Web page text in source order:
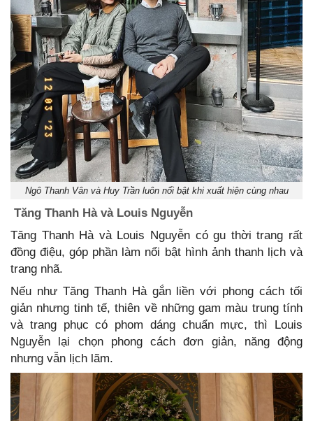
Ngô Thanh Vân và Huy Trần luôn nổi bật khi xuất hiện cùng nhau
Tăng Thanh Hà và Louis Nguyễn
Tăng Thanh Hà và Louis Nguyễn có gu thời trang rất
đồng điệu, góp phần làm nổi bật hình ảnh thanh lịch và
trang nhã.
Nếu như Tăng Thanh Hà gắn liền với phong cách tối
giản nhưng tinh tế, thiên về những gam màu trung tính
và trang phục có phom dáng chuẩn mực, thì Louis
Nguyễn lại chọn phong cách đơn giản, năng động
nhưng vẫn lịch lãm.